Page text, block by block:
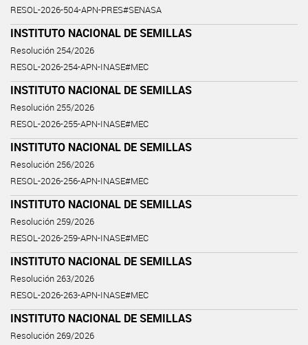
RESOL-2026-504-APN-PRES#SENASA
INSTITUTO NACIONAL DE SEMILLAS
Resolución 254/2026
RESOL-2026-254-APN-INASE#MEC
INSTITUTO NACIONAL DE SEMILLAS
Resolución 255/2026
RESOL-2026-255-APN-INASE#MEC
INSTITUTO NACIONAL DE SEMILLAS
Resolución 256/2026
RESOL-2026-256-APN-INASE#MEC
INSTITUTO NACIONAL DE SEMILLAS
Resolución 259/2026
RESOL-2026-259-APN-INASE#MEC
INSTITUTO NACIONAL DE SEMILLAS
Resolución 263/2026
RESOL-2026-263-APN-INASE#MEC
INSTITUTO NACIONAL DE SEMILLAS
Resolución 269/2026